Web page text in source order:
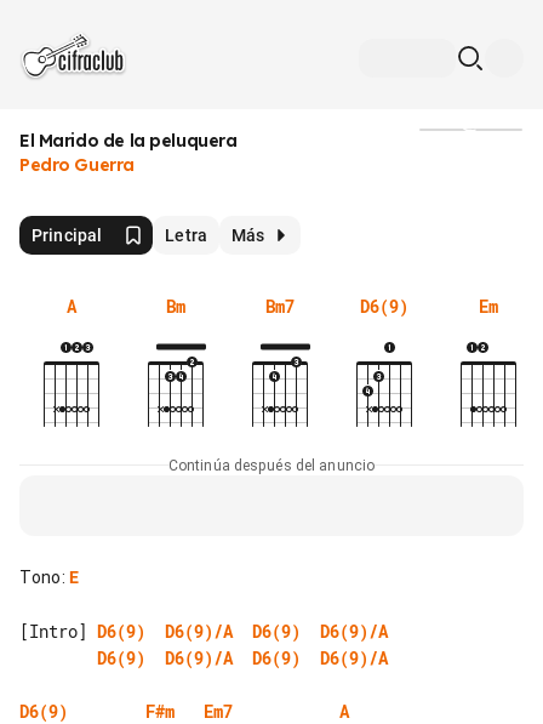
El Marido de la peluquera
Pedro Guerra
Principal Letra Más
A Bm Bm7 D6(9) Em
Continúa después del anuncio
Tono: E
[Intro] D6(9) D6(9)/A D6(9)
D6(9)/A
D6(9)
D6(9)/A D6(9) D6(9)/A
D6(9) F#m Em7
A